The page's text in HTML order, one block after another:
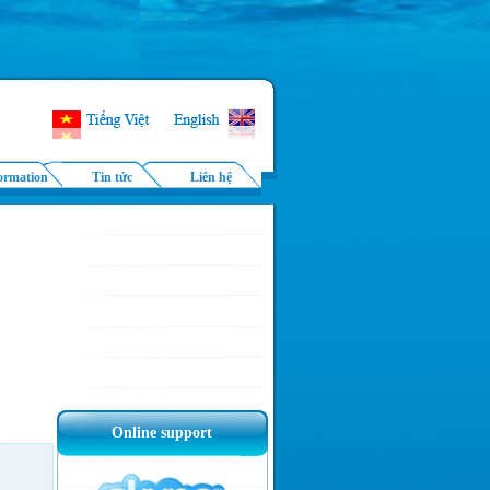
Tin tức Liên hệ
Online support